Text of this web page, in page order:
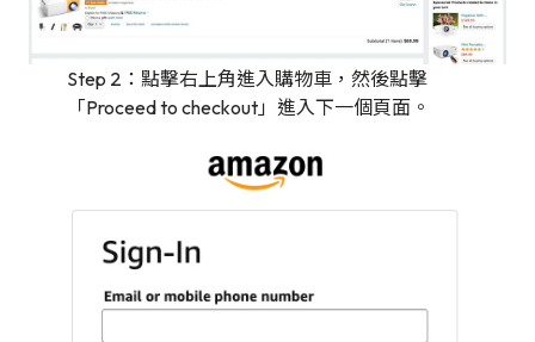
Step 2：點擊右上角進入購物車，然後點擊
「Proceed to checkout」進入下一個頁面。